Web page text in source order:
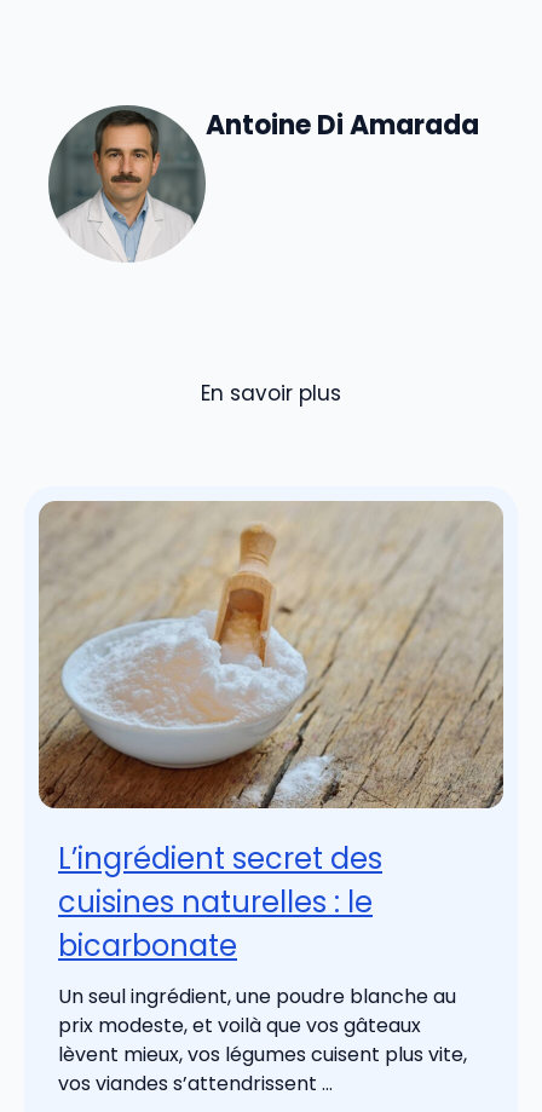
Antoine Di Amarada
En savoir plus
L’ingrédient secret des
cuisines naturelles : le
bicarbonate
Un seul ingrédient, une poudre blanche au
prix modeste, et voilà que vos gâteaux
lèvent mieux, vos légumes cuisent plus vite,
vos viandes s’attendrissent ...